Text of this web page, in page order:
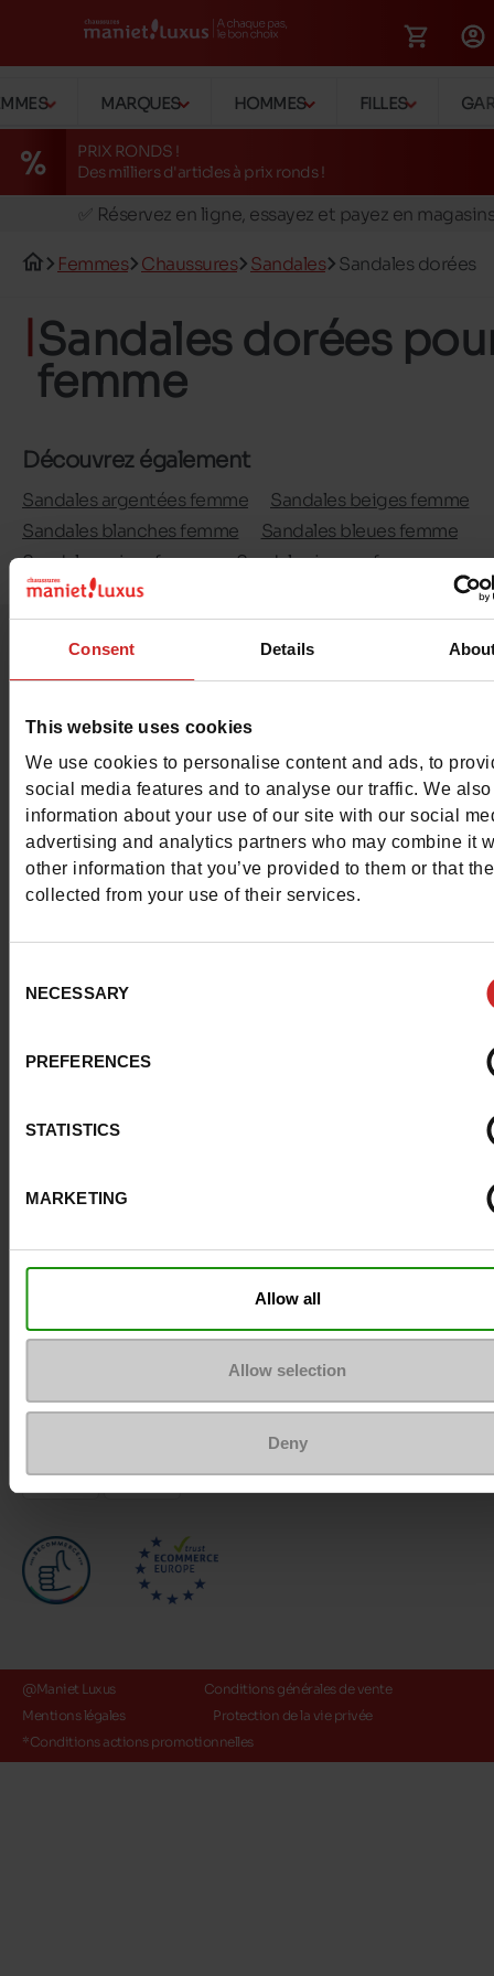
Consent Details
This website uses cookies
We use cookies to personalise content and ads, to
social media features and to analyse our traffic. We
information about your use of our site with our social
advertising and analytics partners who may combine it
other information that you’ve provided to them or that
collected from your use of their services.
Selection
NECESSARY
PREFERENCES
STATISTICS
MARKETING
Allow all
Allow selection
Deny
MARQUES HOMMES FILLES
PRIX RONDS !
Des milliers d'articles à prix ronds !
🚛 Livraison gratuite en magasins
✅ Réservez en ligne, essayez et payez en
🔁 retours valables pendant 30 jours
🚛 Livraison gratuite en magasins
Femmes Chaussures Sandales Sandales dorées
Sandales dorées
femme
Découvrez également
Sandales argentées femme
Sandales beiges femme
Sandales blanches femme
Sandales bleues femme
Sandales grises femme
Sandales jaunes femme
Sandales marron femme
Sandales roses femme
Sandales rouges femme
Sandales vertes femme
Mules femme
Sabots femme
Sandales à talon
Sandales compensées
Sandales en cuir femme
Méthodes de paiement
@Maniet Luxus
Conditions générales de vente
Mentions légales
Protection de la vie privée
*Conditions actions promotionnelles